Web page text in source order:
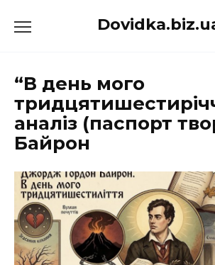
до
“В день мого
аналіз (паспорт
Байрон